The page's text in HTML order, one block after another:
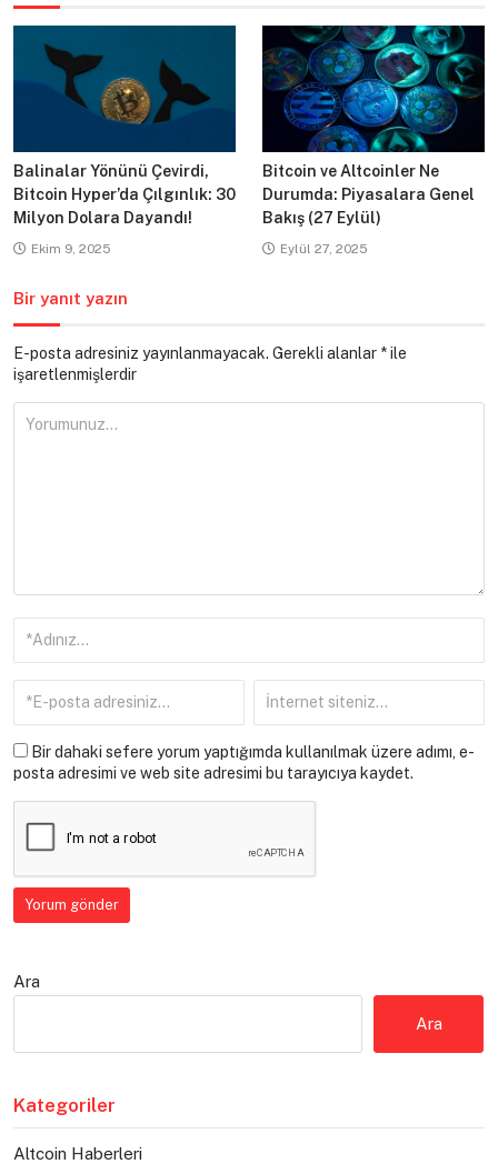
Balinalar Yönünü Çevirdi,
Bitcoin Hyper’da Çılgınlık: 30
Milyon Dolara Dayandı!
Ekim 9, 2025
Bitcoin ve Altcoinler Ne
Durumda: Piyasalara Genel
Bakış (27 Eylül)
Eylül 27, 2025
Bir yanıt yazın
E-posta adresiniz yayınlanmayacak. Gerekli alanlar *ile
işaretlenmişlerdir
Bir dahaki sefere yorum yaptığımda kullanılmak üzere adımı, e-
posta adresimi ve web site adresimi bu tarayıcıya kaydet.
Ara
Ara
Kategoriler
Altcoin Haberleri